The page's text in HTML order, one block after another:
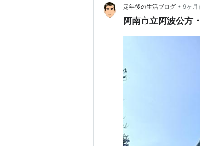
定年後の生活ブログ • 9ヶ月
阿南市立阿波公方